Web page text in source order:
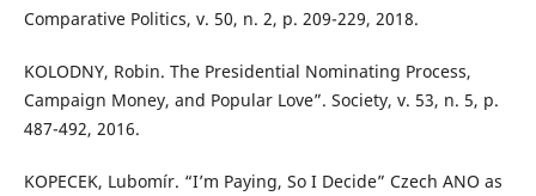
Comparative Politics, v. 50, n. 2, p. 209-229, 2018.
KOLODNY, Robin. The Presidential Nominating Process,
Campaign Money, and Popular Love”. Society, v. 53, n. 5, p.
487-492, 2016.
KOPECEK, Lubomír. “I’m Paying, So I Decide” Czech ANO as